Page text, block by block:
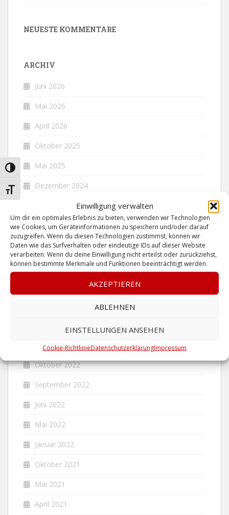
Einwilligung verwalten
Um dir ein optimales Erlebnis zu bieten, verwenden wir Technologien
wie Cookies, um Geräteinformationen zu speichern und/oder darauf
zuzugreifen. Wenn du diesen Technologien zustimmst, können wir
Daten wie das Surfverhalten oder eindeutige IDs auf dieser Website
verarbeiten. Wenn du deine Einwilligung nicht erteilst oder zurückziehst,
können bestimmte Merkmale und Funktionen beeinträchtigt werden.
AKZEPTIEREN
ABLEHNEN
EINSTELLUNGEN ANSEHEN
Cookie-RichtlinieDatenschutzerklärungImpressum
UMSCHALTEN AUF HOHE KONTRASTE
SCHRIFT VERGRÖSSERN
NEUESTE KOMMENTARE
ARCHIV
Juni 2026
Mai 2026
April 2026
Oktober 2025
Mai 2025
Dezember 2024
Dezember 2023
November 2023
Juni 2023
Dezember 2022
Oktober 2022
September 2022
Juni 2022
Mai 2022
Januar 2022
Oktober 2021
Mai 2021
April 2021